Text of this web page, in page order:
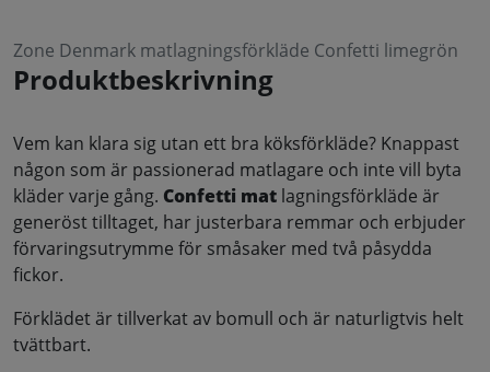
Zone Denmark matlagningsförkläde Confetti limegrön
Produktbeskrivning
Vem kan klara sig utan ett bra köksförkläde? Knappast
någon som är passionerad matlagare och inte vill byta
kläder varje gång. Confetti mat lagningsförkläde är
generöst tilltaget, har justerbara remmar och erbjuder
förvaringsutrymme för småsaker med två påsydda
fickor.
Förklädet är tillverkat av bomull och är naturligtvis helt
tvättbart.